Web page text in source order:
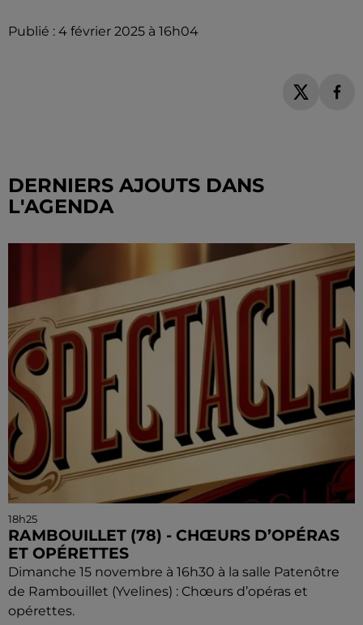
Publié : 4 février 2025 à 16h04
DERNIERS AJOUTS DANS
L'AGENDA
18h25
RAMBOUILLET (78) - CHŒURS D’OPÉRAS
ET OPÉRETTES
Dimanche 15 novembre à 16h30 à la salle Patenôtre
de Rambouillet (Yvelines) : Chœurs d’opéras et
opérettes.